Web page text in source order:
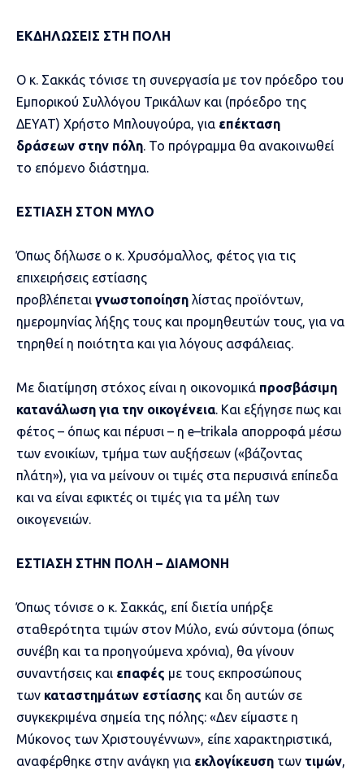
ΕΚΔΗΛΩΣΕΙΣ ΣΤΗ ΠΟΛΗ
Ο κ. Σακκάς τόνισε τη συνεργασία με τον πρόεδρο του
Εμπορικού Συλλόγου Τρικάλων και (πρόεδρο της
ΔΕΥΑΤ) Χρήστο Μπλουγούρα, για επέκταση
δράσεων στην πόλη. Το πρόγραμμα θα ανακοινωθεί
το επόμενο διάστημα.
ΕΣΤΙΑΣΗ ΣΤΟΝ ΜΥΛΟ
Όπως δήλωσε ο κ. Χρυσόμαλλος, φέτος για τις
επιχειρήσεις εστίασης
προβλέπεται γνωστοποίηση λίστας προϊόντων,
ημερομηνίας λήξης τους και προμηθευτών τους, για να
τηρηθεί η ποιότητα και για λόγους ασφάλειας.
Με διατίμηση στόχος είναι η οικονομικά προσβάσιμη
κατανάλωση για την οικογένεια. Και εξήγησε πως και
φέτος – όπως και πέρυσι – η e–trikala απορροφά μέσω
των ενοικίων, τμήμα των αυξήσεων («βάζοντας
πλάτη»), για να μείνουν οι τιμές στα περυσινά επίπεδα
και να είναι εφικτές οι τιμές για τα μέλη των
οικογενειών.
ΕΣΤΙΑΣΗ ΣΤΗΝ ΠΟΛΗ – ΔΙΑΜΟΝΗ
Όπως τόνισε ο κ. Σακκάς, επί διετία υπήρξε
σταθερότητα τιμών στον Μύλο, ενώ σύντομα (όπως
συνέβη και τα προηγούμενα χρόνια), θα γίνουν
συναντήσεις και επαφές με τους εκπροσώπους
των καταστημάτων εστίασης και δη αυτών σε
συγκεκριμένα σημεία της πόλης: «Δεν είμαστε η
Μύκονος των Χριστουγέννων», είπε χαρακτηριστικά,
αναφέρθηκε στην ανάγκη για εκλογίκευση των τιμών,